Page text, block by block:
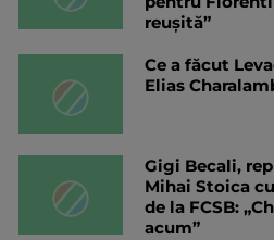
reușită”
Ce a făcut
Elias
Gigi Becali,
Mihai Stoica
de la FCSB:
acum”